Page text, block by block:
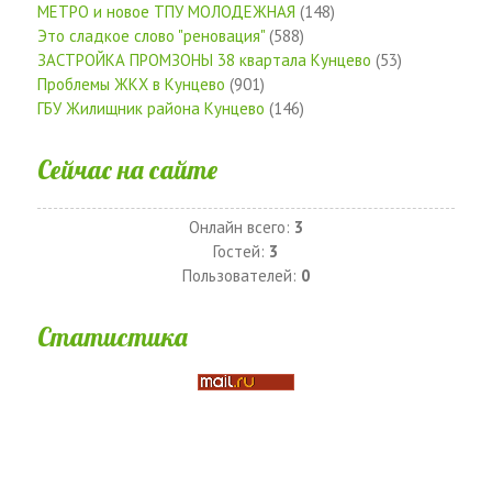
МЕТРО и новое ТПУ МОЛОДЕЖНАЯ (148)
Это сладкое слово "реновация" (588)
ЗАСТРОЙКА ПРОМЗОНЫ 38 квартала Кунцево (53)
Проблемы ЖКХ в Кунцево (901)
ГБУ Жилищник района Кунцево (146)
Сейчас на сайте
Онлайн всего: 3
Гостей: 3
Пользователей: 0
Статистика